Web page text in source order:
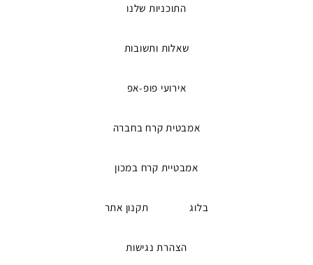
התוכניות שלנו
שאלות ותשובות
אירועי פופ-אפ
אמבטית קרח בחברה
אמבטיית קרח במכון
בלוג תקנון אתר
הצהרת נגישות